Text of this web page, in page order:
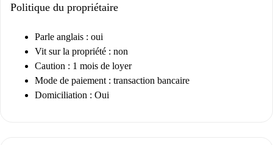
Politique du propriétaire
Parle anglais : oui
Vit sur la propriété : non
Caution : 1 mois de loyer
Mode de paiement : transaction bancaire
Domiciliation : Oui